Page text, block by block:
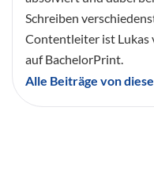
Schreiben
Contentleiter ist
auf BachelorPrint.
Alle Beiträge von